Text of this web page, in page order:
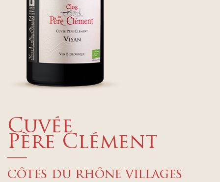
Cuvée
Père Clément
—
côtes du rhône villages